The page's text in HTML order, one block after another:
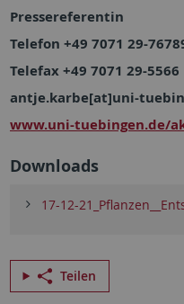
Pressereferentin
Telefon +49 7071 29-
Telefax +49 7071 29-5566
antje.karbe[at]uni-
www.uni-tuebingen.de/
Downloads
17-12-
Teilen